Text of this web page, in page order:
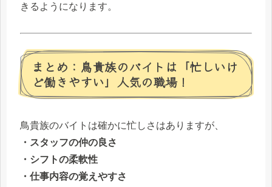
きるようになります。
まとめ：鳥貴族のバイトは「忙しいけ
ど働きやすい」人気の職場！
鳥貴族のバイトは確かに忙しさはありますが、
・スタッフの仲の良さ
・シフトの柔軟性
・仕事内容の覚えやすさ